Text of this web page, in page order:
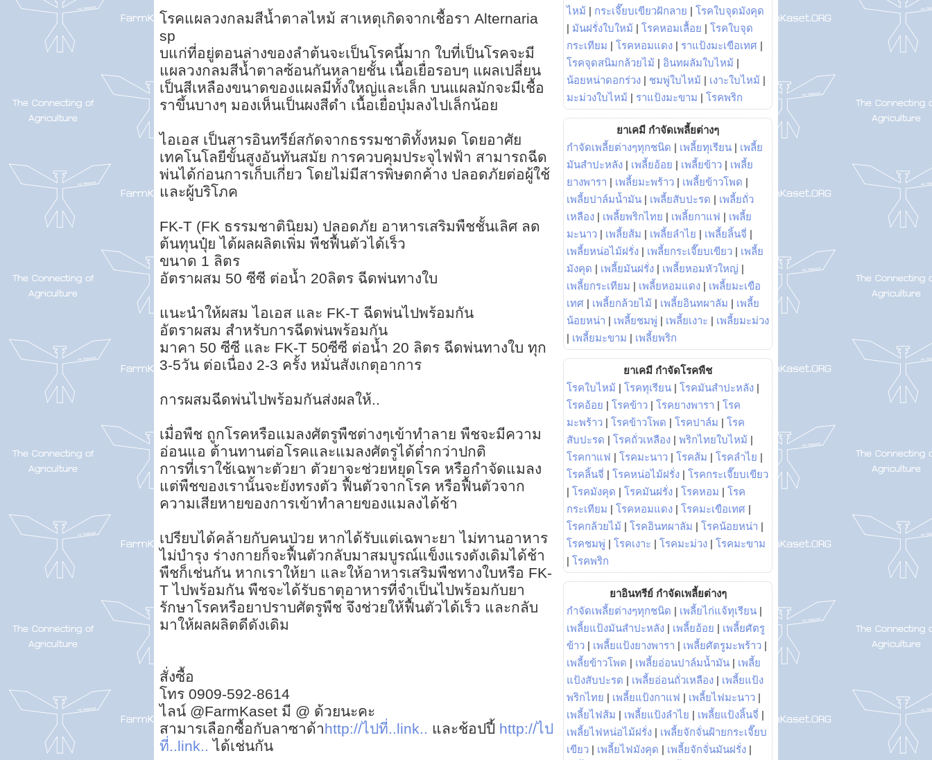
โรคแผลวงกลมสีน้ำตาลไหม้ สาเหตุเกิดจากเชื้อรา Alternaria
sp
บแก่ที่อยู่ตอนล่างของลำต้นจะเป็นโรคนี้มาก ใบที่เป็นโรคจะมี
แผลวงกลมสีน้ำตาลซ้อนกันหลายชั้น เนื้อเยื่อรอบๆ แผลเปลี่ยน
เป็นสีเหลืองขนาดของแผลมีทั้งใหญ่และเล็ก บนแผลมักจะมีเชื้อ
ราขึ้นบางๆ มองเห็นเป็นผงสีดำ เนื้อเยื่อบุ๋มลงไปเล็กน้อย
ไอเอส เป็นสารอินทรีย์สกัดจากธรรมชาติทั้งหมด โดยอาศัย
เทคโนโลยีขั้นสูงอันทันสมัย การควบคุมประจุไฟฟ้า สามารถฉีด
พ่นได้ก่อนการเก็บเกี่ยว โดยไม่มีสารพิษตกค้าง ปลอดภัยต่อผู้ใช้
และผู้บริโภค
FK-T (FK ธรรมชาตินิยม) ปลอดภัย อาหารเสริมพืชชั้นเลิศ ลด
ต้นทุนปุ๋ย ได้ผลผลิตเพิ่ม พืชฟื้นตัวได้เร็ว
ขนาด 1 ลิตร
อัตราผสม 50 ซีซี ต่อน้ำ 20ลิตร ฉีดพ่นทางใบ
แนะนำให้ผสม ไอเอส และ FK-T ฉีดพ่นไปพร้อมกัน
อัตราผสม สำหรับการฉีดพ่นพร้อมกัน
มาคา 50 ซีซี และ FK-T 50ซีซี ต่อน้ำ 20 ลิตร ฉีดพ่นทางใบ ทุก
3-5วัน ต่อเนื่อง 2-3 ครั้ง หมั่นสังเกตุอาการ
การผสมฉีดพ่นไปพร้อมกันส่งผลให้..
เมื่อพืช ถูกโรคหรือแมลงศัตรูพืชต่างๆเข้าทำลาย พืชจะมีความ
อ่อนแอ ต้านทานต่อโรคและแมลงศัตรูได้ต่ำกว่าปกติ
การที่เราใช้เฉพาะตัวยา ตัวยาจะช่วยหยุดโรค หรือกำจัดแมลง
แต่พืชของเรานั้นจะยังทรงตัว ฟื้นตัวจากโรค หรือฟื้นตัวจาก
ความเสียหายของการเข้าทำลายของแมลงได้ช้า
เปรียบได้คล้ายกับคนป่วย หากได้รับแต่เฉพาะยา ไม่ทานอาหาร
ไม่บำรุง ร่างกายก็จะฟื้นตัวกลับมาสมบูรณ์แข็งแรงดังเดิมได้ช้า
พืชก็เช่นกัน หากเราให้ยา และให้อาหารเสริมพืชทางใบหรือ FK-
T ไปพร้อมกัน พืชจะได้รับธาตุอาหารที่จำเป็นไปพร้อมกับยา
รักษาโรคหรือยาปราบศัตรูพืช จึงช่วยให้ฟื้นตัวได้เร็ว และกลับ
มาให้ผลผลิตดีดังเดิม
สั่งซื้อ
โทร 0909-592-8614
ไลน์ @FarmKaset มี @ ด้วยนะคะ
สามารเลือกซื้อกับลาซาด้าhttp://ไปที่..link.. และช้อปปี้ http://ไป
ที่..link.. ได้เช่นกัน
ไหม้ | กระเจี๊ยบเขียวฝักลาย | โรคใบจุดมังคุด
| มันฝรั่งใบใหม้ | โรคหอมเลื้อย | โรคใบจุด
กระเทียม | โรคหอมแดง | ราแป้งมะเขือเทศ |
โรคจุดสนิมกล้วยไม้ | อินทผลัมใบไหม้ |
น้อยหน่าดอกร่วง | ชมพู่ใบไหม้ | เงาะใบไหม้ |
มะม่วงใบไหม้ | ราแป้งมะขาม | โรคพริก
ยาเคมี กำจัดเพลี้ยต่างๆ
กำจัดเพลี้ยต่างๆทุกชนิด | เพลี้ยทุเรียน | เพลี้ย
มันสำปะหลัง | เพลี้ยอ้อย | เพลี้ยข้าว | เพลี้ย
ยางพารา | เพลี้ยมะพร้าว | เพลี้ยข้าวโพด |
เพลี้ยปาล์มน้ำมัน | เพลี้ยสับปะรด | เพลี้ยถั่ว
เหลือง | เพลี้ยพริกไทย | เพลี้ยกาแฟ | เพลี้ย
มะนาว | เพลี้ยส้ม | เพลี้ยลำไย | เพลี้ยลิ้นจี่ |
เพลี้ยหน่อไม้ฝรั่ง | เพลี้ยกระเจี๊ยบเขียว | เพลี้ย
มังคุด | เพลี้ยมันฝรั่ง | เพลี้ยหอมหัวใหญ่ |
เพลี้ยกระเทียม | เพลี้ยหอมแดง | เพลี้ยมะเขือ
เทศ | เพลี้ยกล้วยไม้ | เพลี้ยอินทผาลัม | เพลี้ย
น้อยหน่า | เพลี้ยชมพู่ | เพลี้ยเงาะ | เพลี้ยมะม่วง
| เพลี้ยมะขาม | เพลี้ยพริก
ยาเคมี กำจัดโรคพืช
โรคใบไหม้ | โรคทุเรียน | โรคมันสำปะหลัง |
โรคอ้อย | โรคข้าว | โรคยางพารา | โรค
มะพร้าว | โรคข้าวโพด | โรคปาล์ม | โรค
สับปะรด | โรคถั่วเหลือง | พริกไทยใบไหม้ |
โรคกาแฟ | โรคมะนาว | โรคส้ม | โรคลำไย |
โรคลิ้นจี่ | โรคหน่อไม้ฝรั่ง | โรคกระเจี๊ยบเขียว
| โรคมังคุด | โรคมันฝรั่ง | โรคหอม | โรค
กระเทียม | โรคหอมแดง | โรคมะเขือเทศ |
โรคกล้วยไม้ | โรคอินทผาลัม | โรคน้อยหน่า |
โรคชมพู่ | โรคเงาะ | โรคมะม่วง | โรคมะขาม
| โรคพริก
ยาอินทรีย์ กำจัดเพลี้ยต่างๆ
กำจัดเพลี้ยต่างๆทุกชนิด | เพลี้ยไก่แจ้ทุเรียน |
เพลี้ยแป้งมันสำปะหลัง | เพลี้ยอ้อย | เพลี้ยศัตรู
ข้าว | เพลี้ยแป้งยางพารา | เพลี้ยศัตรูมะพร้าว |
เพลี้ยข้าวโพด | เพลี้ยอ่อนปาล์มน้ำมัน | เพลี้ย
แป้งสับปะรด | เพลี้ยอ่อนถั่วเหลือง | เพลี้ยแป้ง
พริกไทย | เพลี้ยแป้งกาแฟ | เพลี้ยไฟมะนาว |
เพลี้ยไฟส้ม | เพลี้ยแป้งลำไย | เพลี้ยแป้งลิ้นจี่ |
เพลี้ยไฟหน่อไม้ฝรั่ง | เพลี้ยจักจั่นฝ้ายกระเจี๊ยบ
เขียว | เพลี้ยไฟมังคุด | เพลี้ยจักจั่นมันฝรั่ง |